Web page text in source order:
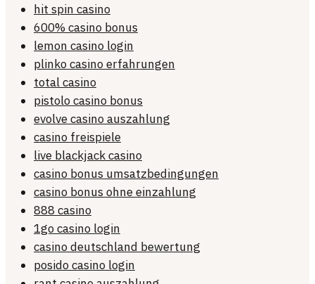
hit spin casino
600% casino bonus
lemon casino login
plinko casino erfahrungen
total casino
pistolo casino bonus
evolve casino auszahlung
casino freispiele
live blackjack casino
casino bonus umsatzbedingungen
casino bonus ohne einzahlung
888 casino
1go casino login
casino deutschland bewertung
posido casino login